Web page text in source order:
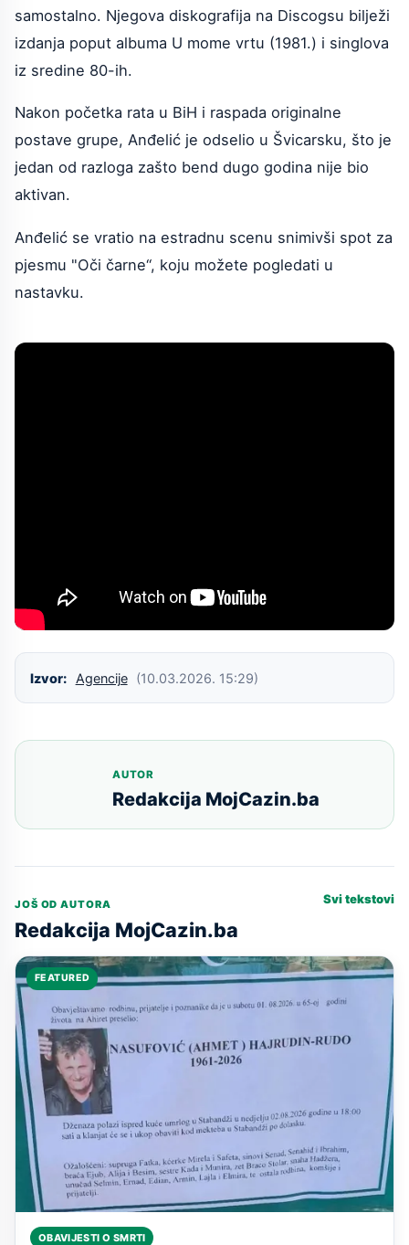
samostalno. Njegova diskografija na Discogsu bilježi
izdanja poput albuma U mome vrtu (1981.) i singlova
iz sredine 80-ih.
Nakon početka rata u BiH i raspada originalne
postave grupe, Anđelić je odselio u Švicarsku, što je
jedan od razloga zašto bend dugo godina nije bio
aktivan.
Anđelić se vratio na estradnu scenu snimivši spot za
pjesmu "Oči čarne“, koju možete pogledati u
nastavku.
Izvor: Agencije (10.03.2026. 15:29)
AUTOR
Redakcija MojCazin.ba
JOŠ OD AUTORA
Redakcija MojCazin.ba
Svi tekstovi
FEATURED
OBAVIJESTI O SMRTI